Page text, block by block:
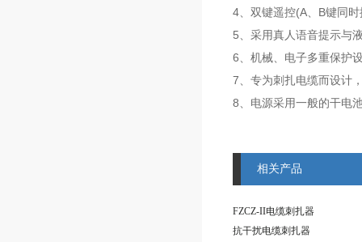
4、双键遥控(A、B键同
5、采用真人语音提示与
6、机械、电子多重保护
7、专为刺扎电缆而设计
8、电源采用一般的干电
相关产品
FZCZ-II电缆刺扎器
抗干扰电缆刺扎器